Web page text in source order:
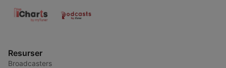
Resurser
Broadcasters